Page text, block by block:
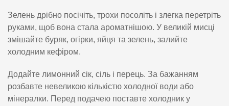
Зелень дрібно посічіть, трохи посоліть і злегка перетріть
руками, щоб вона стала ароматнішою. У великій мисці
змішайте буряк, огірки, яйця та зелень, залийте
холодним кефіром.
Додайте лимонний сік, сіль і перець. За бажанням
розбавте невеликою кількістю холодної води або
мінералки. Перед подачею поставте холодник у